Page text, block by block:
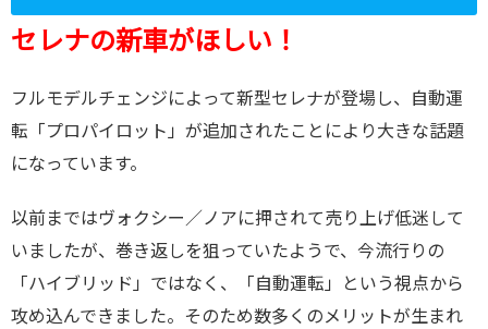
セレナの新車がほしい！
フルモデルチェンジによって新型セレナが登場し、自動運
転「プロパイロット」が追加されたことにより大きな話題
になっています。
以前まではヴォクシー／ノアに押されて売り上げ低迷して
いましたが、巻き返しを狙っていたようで、今流行りの
「ハイブリッド」ではなく、「自動運転」という視点から
攻め込んできました。そのため数多くのメリットが生まれ